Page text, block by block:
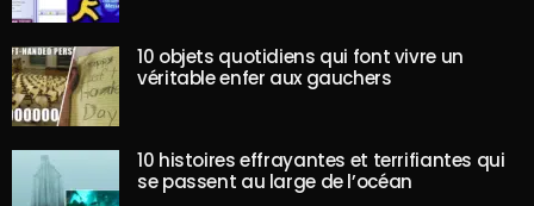
10 objets quotidiens qui font vivre un
véritable enfer aux gauchers
10 histoires effrayantes et terrifiantes qui
se passent au large de l’océan